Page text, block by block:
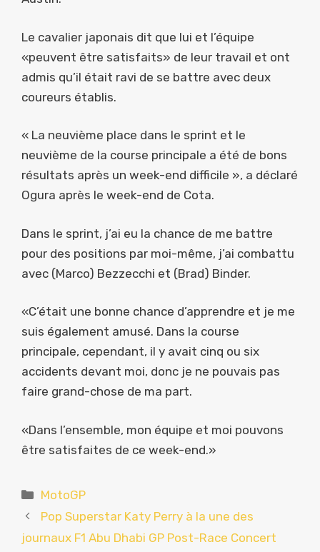
Le cavalier japonais dit que lui et l’équipe
«peuvent être satisfaits» de leur travail et ont
admis qu’il était ravi de se battre avec deux
coureurs établis.
« La neuvième place dans le sprint et le
neuvième de la course principale a été de bons
résultats après un week-end difficile », a déclaré
Ogura après le week-end de Cota.
Dans le sprint, j’ai eu la chance de me battre
pour des positions par moi-même, j’ai combattu
avec (Marco) Bezzecchi et (Brad) Binder.
«C’était une bonne chance d’apprendre et je me
suis également amusé. Dans la course
principale, cependant, il y avait cinq ou six
accidents devant moi, donc je ne pouvais pas
faire grand-chose de ma part.
«Dans l’ensemble, mon équipe et moi pouvons
être satisfaites de ce week-end.»
Catégories
MotoGP
Pop Superstar Katy Perry à la une des
journaux F1 Abu Dhabi GP Post-Race Concert